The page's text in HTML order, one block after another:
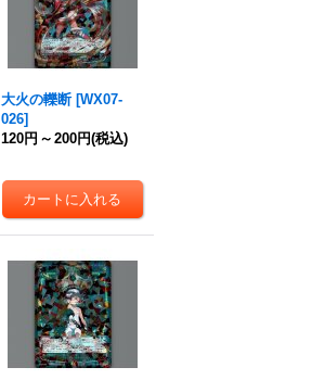
大火の轢断 [WX07-
026]
120円 ～ 200円(税込)